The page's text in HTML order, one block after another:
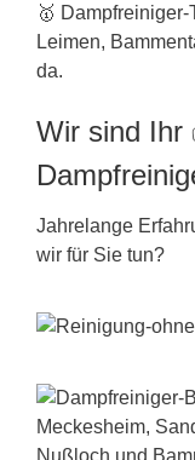
🥇
Leimen,
da.
Wir sind Ihr
Jahrelange
wir für Sie tun?